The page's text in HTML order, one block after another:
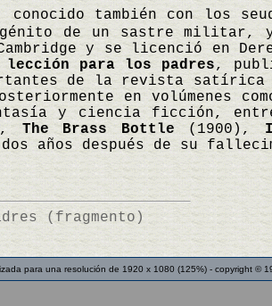
conocido también con los
de un sastre militar,
y se licenció en
lección para los padres,
de la revista
en volúmenes
y ciencia ficción,
The Brass Bottle (1900),
años después de su
(fragmento)
para una resolución de 1920 x 1080 (125%) - copyright ©